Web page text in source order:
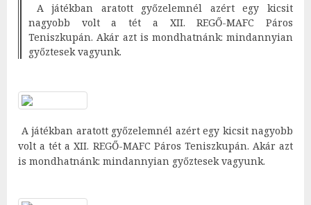
A játékban aratott győzelemnél azért egy kicsit
nagyobb volt a tét a XII. REGŐ-MAFC Páros
Teniszkupán. Akár azt is mondhatnánk: mindannyian
győztesek vagyunk.
A játékban aratott győzelemnél azért egy kicsit nagyobb
volt a tét a XII. REGŐ-MAFC Páros Teniszkupán. Akár azt
is mondhatnánk: mindannyian győztesek vagyunk.